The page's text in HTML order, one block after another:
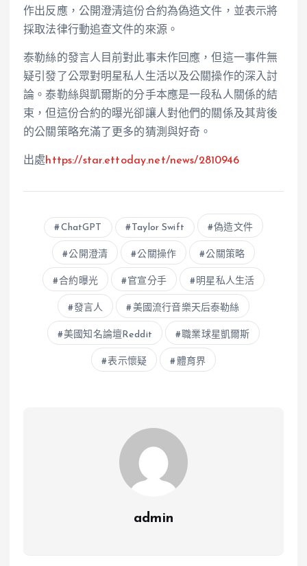
作出反應，公開澄清這份合約為偽造文件，並表示將
採取法律行動追查文件的來源。
泰勒絲的發言人目前對此事未作回應，但這一事件無
疑引發了公眾對明星私人生活以及公關操作的深入討
論。泰勒絲與凱爾斯的分手本應是一段私人關係的結
束，但這份合約的曝光卻讓人對他們的關係及其背後
的公關策略充滿了更多的猜測與好奇。
出處https://star.ettoday.net/news/2810946
ChatGPT Taylor Swift 偽造文件
公開澄清 公關操作 公關策略
合約曝光 官宣分手 明星私人生活
發言人 美國流行音樂天后泰勒絲
美國知名論壇Reddit 職業球星凱爾斯
表示懷疑 體育界
admin